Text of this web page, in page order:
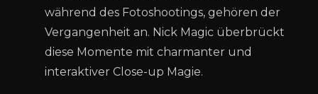
während des Fotoshootings, gehören der
Vergangenheit an. Nick Magic überbrückt
diese Momente mit charmanter und
interaktiver Close-up Magie.